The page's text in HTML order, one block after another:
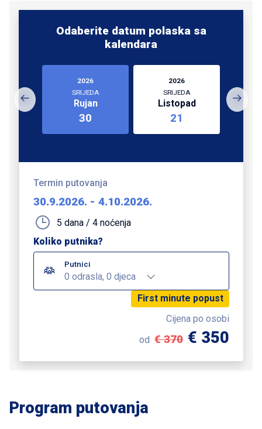
Odaberite datum polaska sa
kalendara
2026
SRIJEDA
Rujan
30
2026
SRIJEDA
Listopad
21
Termin putovanja
30.9.2026. - 4.10.2026.
5 dana / 4 noćenja
Koliko putnika?
Putnici
0 odrasla, 0 djeca
First minute popust
Cijena po osobi
od € 370 € 350
Program putovanja